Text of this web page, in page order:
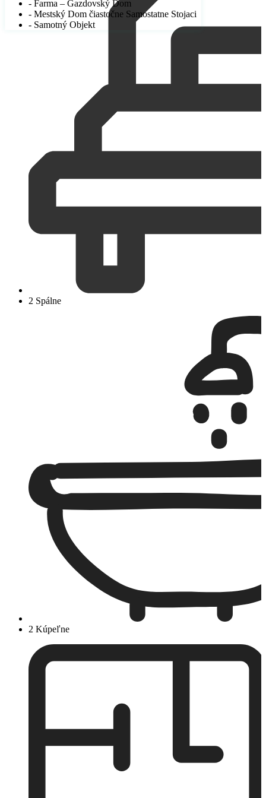
- Farma – Gazdovský Dom
- Mestský Dom čiastočne Samostatne Stojaci
- Samotný Objekt
2 Spálne
2 Kúpeľne